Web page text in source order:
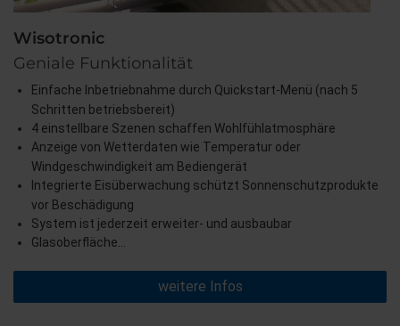
Wisotronic
Geniale Funktionalität
Einfache Inbetriebnahme durch Quickstart-Menü (nach 5
Schritten betriebsbereit)
4 einstellbare Szenen schaffen Wohlfühlatmosphäre
Anzeige von Wetterdaten wie Temperatur oder
Windgeschwindigkeit am Bediengerät
Integrierte Eisüberwachung schützt Sonnenschutzprodukte
vor Beschädigung
System ist jederzeit erweiter- und ausbaubar
Glasoberfläche…
weitere Infos